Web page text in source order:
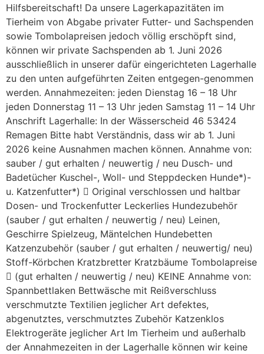
Hilfsbereitschaft! Da unsere Lagerkapazitäten im
Tierheim von Abgabe privater Futter- und Sachspenden
sowie Tombolapreisen jedoch völlig erschöpft sind,
können wir private Sachspenden ab 1. Juni 2026
ausschließlich in unserer dafür eingerichteten Lagerhalle
zu den unten aufgeführten Zeiten entgegen-genommen
werden. Annahmezeiten: jeden Dienstag 16 – 18 Uhr
jeden Donnerstag 11 – 13 Uhr jeden Samstag 11 – 14 Uhr
Anschrift Lagerhalle: In der Wässerscheid 46 53424
Remagen Bitte habt Verständnis, dass wir ab 1. Juni
2026 keine Ausnahmen machen können. Annahme von:
sauber / gut erhalten / neuwertig / neu Dusch- und
Badetücher Kuschel-, Woll- und Steppdecken Hunde*)-
u. Katzenfutter*)  Original verschlossen und haltbar
Dosen- und Trockenfutter Leckerlies Hundezubehör
(sauber / gut erhalten / neuwertig / neu) Leinen,
Geschirre Spielzeug, Mäntelchen Hundebetten
Katzenzubehör (sauber / gut erhalten / neuwertig/ neu)
Stoff-Körbchen Kratzbretter Kratzbäume Tombolapreise
 (gut erhalten / neuwertig / neu) KEINE Annahme von:
Spannbettlaken Bettwäsche mit Reißverschluss
verschmutzte Textilien jeglicher Art defektes,
abgenutztes, verschmutztes Zubehör Katzenklos
Elektrogeräte jeglicher Art Im Tierheim und außerhalb
der Annahmezeiten in der Lagerhalle können wir keine